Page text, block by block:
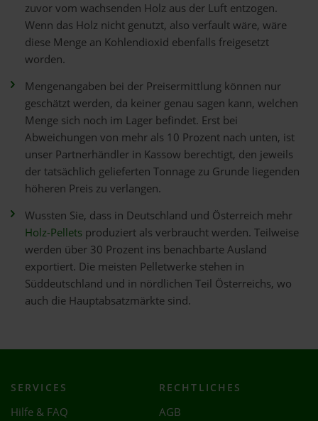
zuvor vom wachsenden Holz aus der Luft entzogen.
Wenn das Holz nicht genutzt, also verfault wäre, wäre
diese Menge an Kohlendioxid ebenfalls freigesetzt
worden.
Mengenangaben bei der Preisermittlung können nur
geschätzt werden, da keiner genau sagen kann, welchen
Menge sich noch im Lager befindet. Erst bei
Abweichungen von mehr als 10 Prozent nach unten, ist
unser Partnerhändler in Kassow berechtigt, den jeweils
der tatsächlich gelieferten Tonnage zu Grunde liegenden
höheren Preis zu verlangen.
Wussten Sie, dass in Deutschland und Österreich mehr
Holz-Pellets produziert als verbraucht werden. Teilweise
werden über 30 Prozent ins benachbarte Ausland
exportiert. Die meisten Pelletwerke stehen in
Süddeutschland und in nördlichen Teil Österreichs, wo
auch die Hauptabsatzmärkte sind.
SERVICES
Hilfe & FAQ
RECHTLICHES
AGB